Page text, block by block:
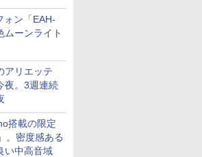
ォン「EAH-
ムーンライト
アリエッテ
夜。3週連続
搭載の限定
。密度感ある
い中高音域